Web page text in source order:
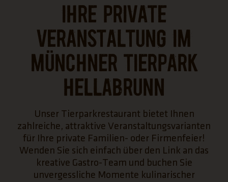
Ihre private
Veranstaltung im
Münchner Tierpark
Hellabrunn
Unser Tierparkrestaurant bietet Ihnen
zahlreiche, attraktive Veranstaltungsvarianten
für Ihre private Familien- oder Firmenfeier!
Wenden Sie sich einfach über den Link an das
kreative Gastro-Team und buchen Sie
unvergessliche Momente kulinarischer